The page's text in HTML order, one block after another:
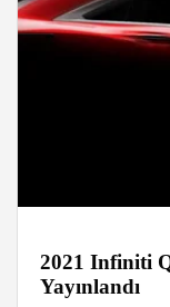
2021 Infiniti
Yayınlandı